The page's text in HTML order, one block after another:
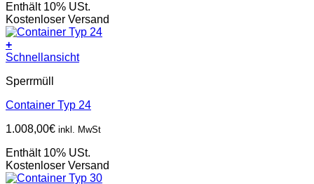
Enthält 10% USt.
Kostenloser Versand
+
Schnellansicht
Sperrmüll
Container Typ 24
1.008,00€ inkl. MwSt
Enthält 10% USt.
Kostenloser Versand